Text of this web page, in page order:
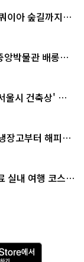
이아 숲길까지…
박물관 배롱나
울시 건축상' 수
장고부터 해피소
실내 여행 코스